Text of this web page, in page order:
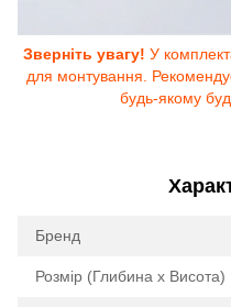
Зверніть увагу! У
для монтування.
будь-якому
Бренд
Розмір (Глибина х Висота)